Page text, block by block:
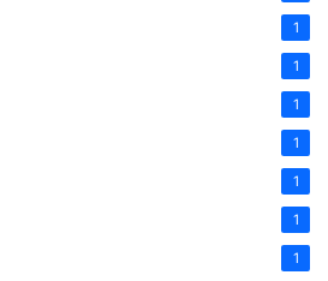
1
1
1
1
1
1
1